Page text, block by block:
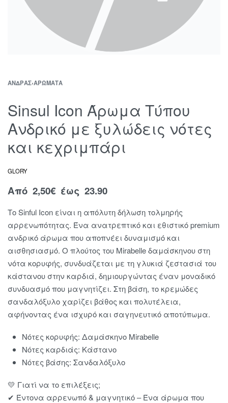
ΆΝΔΡΑΣ›ΑΡΏΜΑΤΑ
Sinsul Icon Άρωμα Τύπου
Ανδρικό με ξυλώδεις νότες
και κεχριμπάρι
GLORY
Από 2,50€ έως 23.90
Το Sinful Icon είναι η απόλυτη δήλωση τολμηρής
αρρενωπότητας. Ένα ανατρεπτικό και εθιστικό premium
ανδρικό άρωμα που αποπνέει δυναμισμό και
αισθησιασμό. Ο πλούτος του Mirabelle δαμάσκηνου στη
νότα κορυφής, συνδυάζεται με τη γλυκιά ζεστασιά του
κάστανου στην καρδιά, δημιουργώντας έναν μοναδικό
συνδυασμό που μαγνητίζει. Στη βάση, το κρεμώδες
σανδαλόξυλο χαρίζει βάθος και πολυτέλεια,
αφήνοντας ένα ισχυρό και σαγηνευτικό αποτύπωμα.
Νότες κορυφής: Δαμάσκηνο Mirabelle
Νότες καρδιάς: Κάστανο
Νότες βάσης: Σανδαλόξυλο
💛 Γιατί να το επιλέξεις;
✔ Έντονα αρρενωπό & μαγνητικό – Ένα άρωμα που